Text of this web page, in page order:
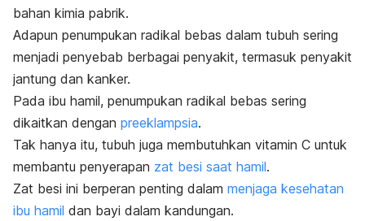
bahan kimia pabrik.
Adapun penumpukan radikal bebas dalam tubuh sering
menjadi penyebab berbagai penyakit, termasuk penyakit
jantung dan kanker.
Pada ibu hamil, penumpukan radikal bebas sering
dikaitkan dengan preeklampsia.
Tak hanya itu, tubuh juga membutuhkan vitamin C untuk
membantu penyerapan zat besi saat hamil.
Zat besi ini berperan penting dalam menjaga kesehatan
ibu hamil dan bayi dalam kandungan.